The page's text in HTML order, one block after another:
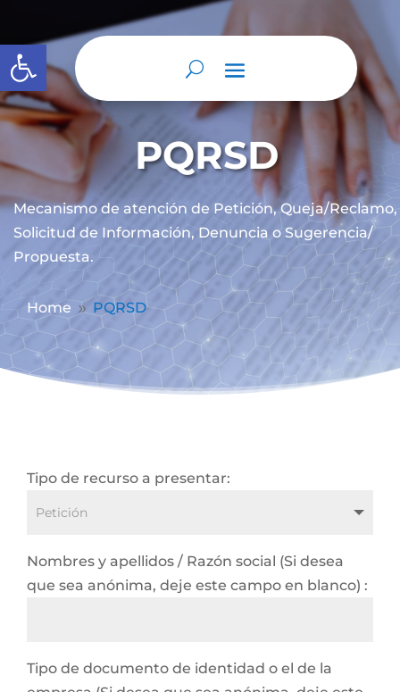
Abrir barra de herramientas
PQRSD
Mecanismo de atención de Petición, Queja/Reclamo,
Solicitud de Información, Denuncia o Sugerencia/
Propuesta.
Home 9 PQRSD
Tipo de recurso a presentar:
Nombres y apellidos / Razón social (Si desea
que sea anónima, deje este campo en blanco) :
Tipo de documento de identidad o el de la